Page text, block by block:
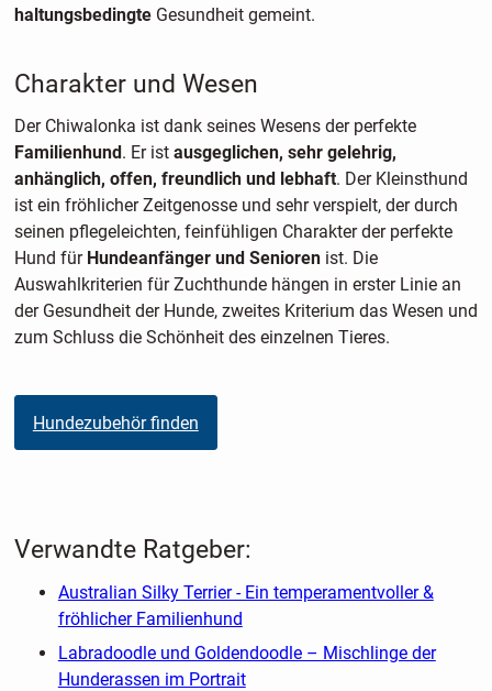
haltungsbedingteGesundheit gemeint.
Charakter und Wesen
Der Chiwalonka ist dank seines Wesens der perfekte
Familienhund . Er ist ausgeglichen, sehr gelehrig,
anhänglich, offen, freundlich und lebhaft. Der Kleinsthund
ist ein fröhlicher Zeitgenosse und sehr verspielt, der durch
seinen pflegeleichten, feinfühligen Charakter der perfekte
Hund für Hundeanfänger und Seniorenist. Die
Auswahlkriterien für Zuchthunde hängen in erster Linie an
der Gesundheit der Hunde, zweites Kriterium das Wesen und
zum Schluss die Schönheit des einzelnen Tieres.
Hundezubehör finden
Verwandte Ratgeber:
Australian Silky Terrier - Ein temperamentvoller &
fröhlicher Familienhund
Labradoodle und Goldendoodle – Mischlinge der
Hunderassen im Portrait